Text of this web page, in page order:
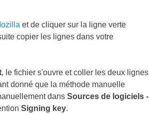
et de cliquer sur la ligne verte
copier les lignes dans votre
, le fichier s'ouvre et coller les deux lignes
donné que la méthode manuelle
dans Sources de logiciels -
Signing key.